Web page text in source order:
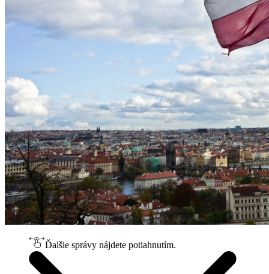
Ďalšie správy nájdete potiahnutím.